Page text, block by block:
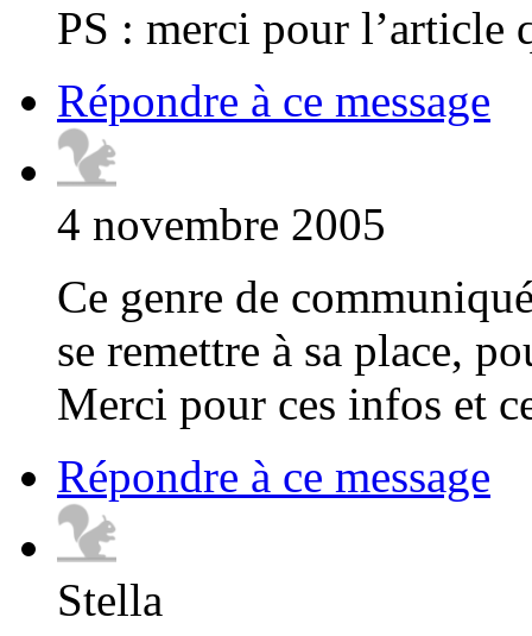
PS : merci pour l’article
Répondre à ce message
4 novembre 2005
Ce genre de
se remettre à sa place,
Merci pour ces infos et
Répondre à ce message
Stella